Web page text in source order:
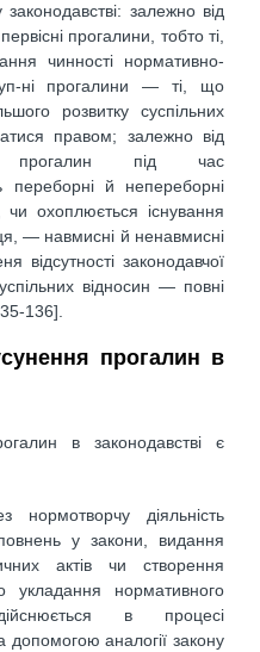
залежно від
прогалини, тобто ті,
чинності нормативно-
ні прогалини — ті, що
розвитку суспільних
правом; залежно від
прогалин під час
переборні й непереборні
охоплюється існування
— навмисні й ненавмисні
відсутності законодавчої
відносин — повні
136].
прогалин в
в законодавстві є
нормотворчу діяльність
у закони, видання
актів чи створення
укладання нормативного
в процесі
допомогою аналогії закону